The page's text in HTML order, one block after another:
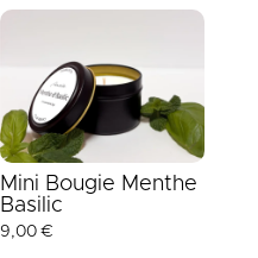
Mini Bougie Menthe
Basilic
9,00€